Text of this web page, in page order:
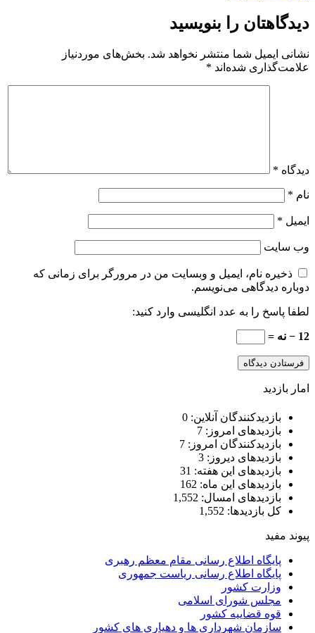
دیدگاهتان را بنویسید
نشانی ایمیل شما منتشر نخواهد شد. بخش‌های موردنیاز
علامت‌گذاری شده‌اند *
دیدگاه *
نام *
ایمیل *
وب‌ سایت
ذخیره نام، ایمیل و وبسایت من در مرورگر برای زمانی که
دوباره دیدگاهی می‌نویسم.
لطفا پاسخ را به عدد انگلیسی وارد کنید:
12 − نه =
امار بازدید
بازدیدکنندگان آنلاین: 0
بازدیدهای امروز: 7
بازدیدکنندگان امروز: 7
بازدیدهای دیروز: 3
بازدیدهای این هفته: 31
بازدیدهای این ماه: 162
بازدیدهای امسال: 1,552
کل بازدیدها: 1,552
پیوند مفید
پایگاه اطلاع رسانی مقام معظم رهبری
پایگاه اطلاع رسانی ریاست جمهوری
وزارت کشور
مجلس شورای اسلامی
قوه قضاییه کشور
سازمان شهرداری ها و دهیاری های کشور